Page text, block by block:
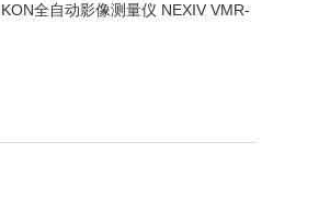
全自动影像测量仪 NEXIV VMR-